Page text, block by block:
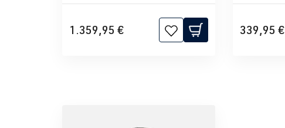
1.359,95 € 339,95 €